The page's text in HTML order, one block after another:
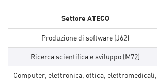
Settore ATECO
Produzione di software (J62)
Ricerca scientifica e sviluppo (M72)
Computer, elettronica, ottica, elettromedicali,